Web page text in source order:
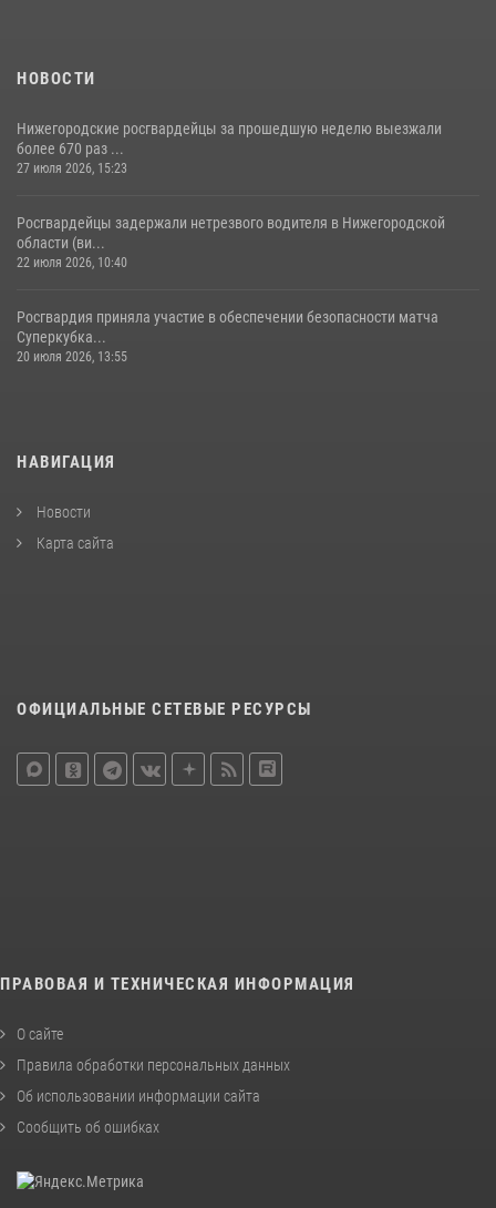
НОВОСТИ
Нижегородские росгвардейцы за прошедшую неделю выезжали
более 670 раз ...
27 июля 2026, 15:23
Росгвардейцы задержали нетрезвого водителя в Нижегородской
области (ви...
22 июля 2026, 10:40
Росгвардия приняла участие в обеспечении безопасности матча
Суперкубка...
20 июля 2026, 13:55
НАВИГАЦИЯ
Новости
Карта сайта
ОФИЦИАЛЬНЫЕ СЕТЕВЫЕ РЕСУРСЫ
ПРАВОВАЯ И ТЕХНИЧЕСКАЯ ИНФОРМАЦИЯ
О сайте
Правила обработки персональных данных
Об использовании информации сайта
Сообщить об ошибках